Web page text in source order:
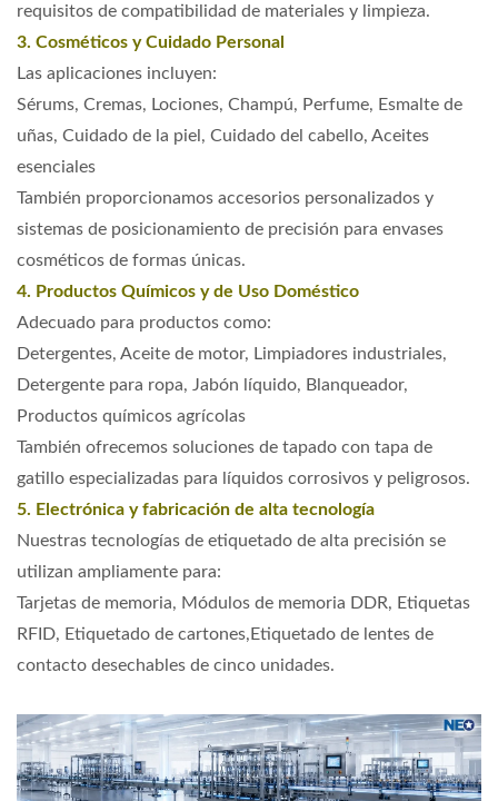
requisitos de compatibilidad de materiales y limpieza.
3. Cosméticos y Cuidado Personal
Las aplicaciones incluyen:
Sérums, Cremas, Lociones, Champú, Perfume, Esmalte de
uñas, Cuidado de la piel, Cuidado del cabello, Aceites
esenciales
También proporcionamos accesorios personalizados y
sistemas de posicionamiento de precisión para envases
cosméticos de formas únicas.
4. Productos Químicos y de Uso Doméstico
Adecuado para productos como:
Detergentes, Aceite de motor, Limpiadores industriales,
Detergente para ropa, Jabón líquido, Blanqueador,
Productos químicos agrícolas
También ofrecemos soluciones de tapado con tapa de
gatillo especializadas para líquidos corrosivos y peligrosos.
5. Electrónica y fabricación de alta tecnología
Nuestras tecnologías de etiquetado de alta precisión se
utilizan ampliamente para:
Tarjetas de memoria, Módulos de memoria DDR, Etiquetas
RFID, Etiquetado de cartones, Etiquetado de lentes de
contacto desechables de cinco unidades.